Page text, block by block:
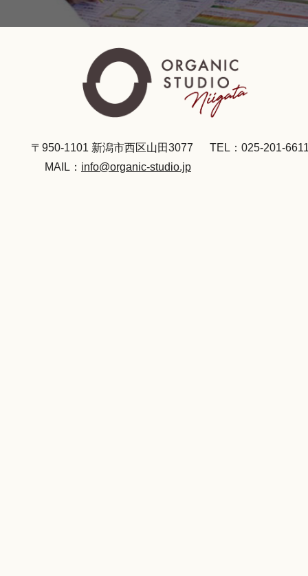
〒950-1101 新潟市西区山田3077
TEL：025-201-
MAIL： info@organic-studio.jp